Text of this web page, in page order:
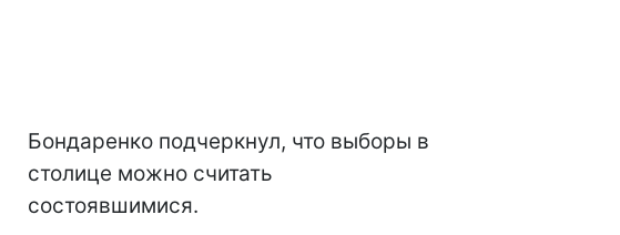
Бондаренко подчеркнул, что выборы в
столице можно считать
состоявшимися.